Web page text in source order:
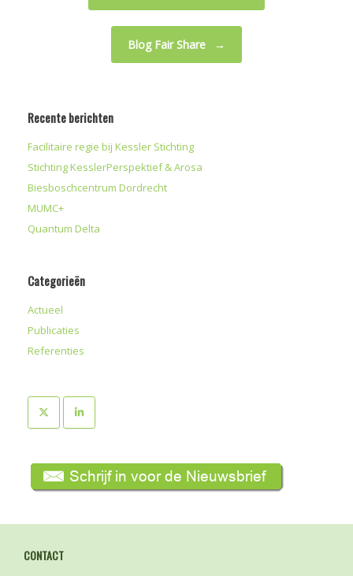
Blog Fair Share →
Recente berichten
Facilitaire regie bij Kessler Stichting
Stichting KesslerPerspektief & Arosa
Biesboschcentrum Dordrecht
MUMC+
Quantum Delta
Categorieën
Actueel
Publicaties
Referenties
CONTACT